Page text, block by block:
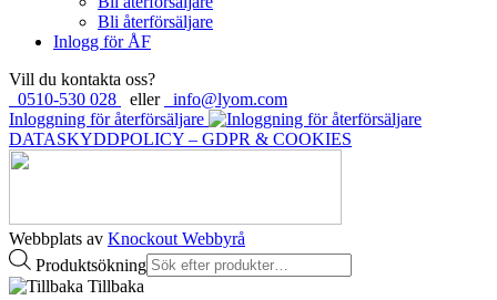
Bli återförsäljare
Inlogg för ÅF
Vill du kontakta oss?
0510-530 028
eller
info@lyom.com
Inloggning för återförsäljare
DATASKYDDPOLICY – GDPR & COOKIES
Webbplats av Knockout Webbyrå
Produktsökning
Tillbaka